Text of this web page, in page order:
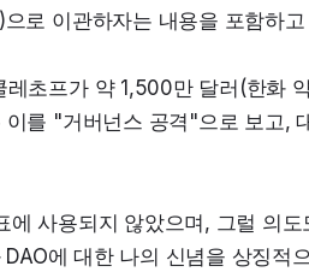
로 이관하자는 내용을 포함하
초프가 약 1,500만 달러(한화
를 "거버넌스 공격"으로 보고,
사용되지 않았으며, 그럴 의
에 대한 나의 신념을 상징적